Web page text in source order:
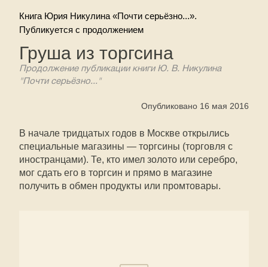
Книга Юрия Никулина «Почти серьёзно...».
Публикуется с продолжением
Груша из торгсина
Продолжение публикации книги Ю. В. Никулина
"Почти серьёзно..."
Опубликовано 16 мая 2016
В начале тридцатых годов в Москве открылись
специальные магазины — торгсины (торговля с
иностранцами). Те, кто имел золото или серебро,
мог сдать его в торгсин и прямо в магазине
получить в обмен продукты или промтовары.